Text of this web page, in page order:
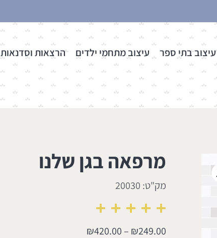
עיצוב בתי ספר עיצוב מתחמי ילדים הרצאות וסדנאות
מרפאה בגן שלנו
מק"ט: 20030
₪249.00
–
₪420.00